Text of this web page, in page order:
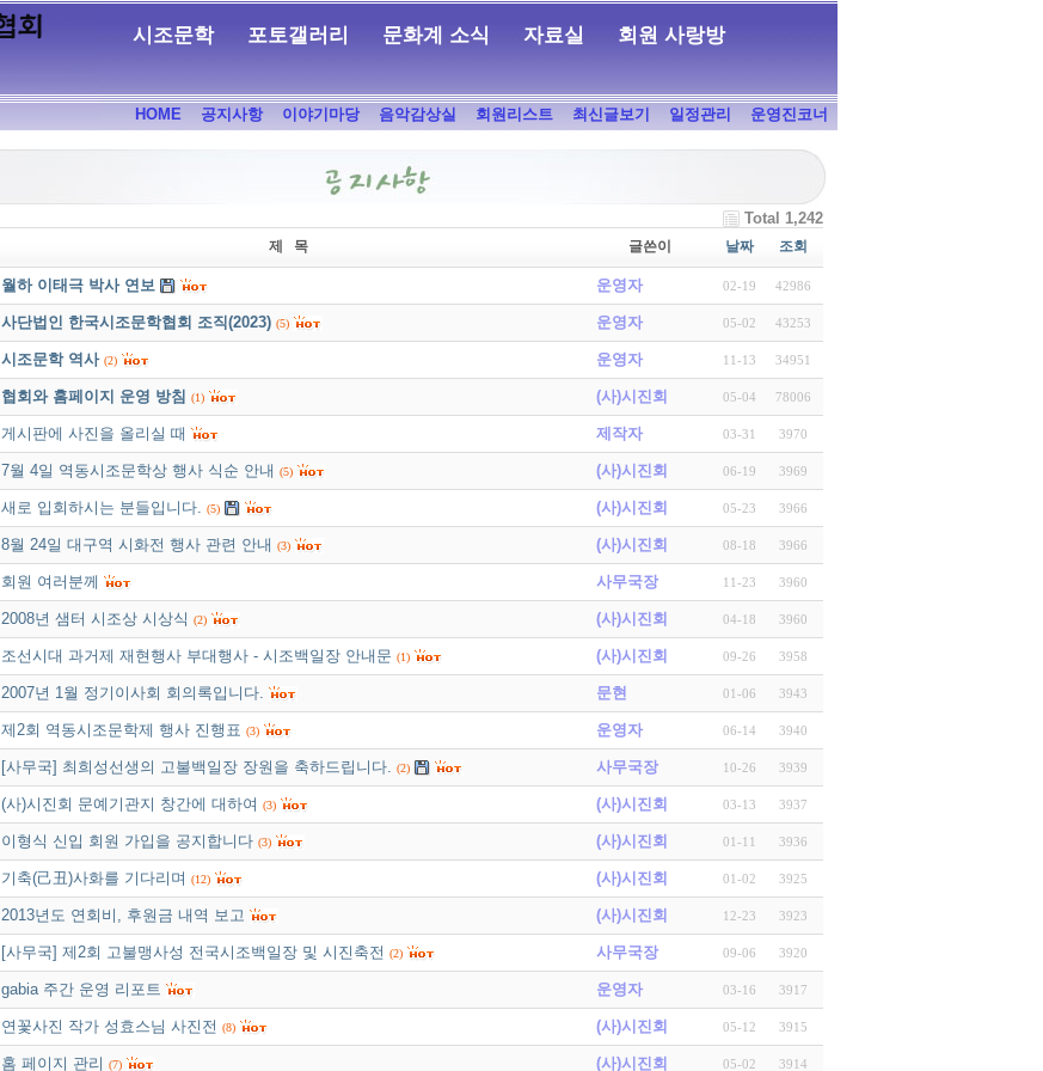
시조문학 포토갤러리 문화계 소식 자료실 회원 사랑방
HOME 공지사항 이야기마당 음악감상실 회원리스트 최신글보기 일정관리 운영진코너
Total 1,242
제 목 글쓴이 날짜 조회
월하 이태극 박사 연보 운영자 02-19 42986
사단법인 한국시조문학협회 조직(2023) (5) 운영자 05-02 43253
시조문학 역사 (2) 운영자 11-13 34951
협회와 홈페이지 운영 방침 (1) (사)시진회 05-04 78006
게시판에 사진을 올리실 때 제작자 03-31 3970
7월 4일 역동시조문학상 행사 식순 안내 (5) (사)시진회 06-19 3969
새로 입회하시는 분들입니다. (5) (사)시진회 05-23 3966
8월 24일 대구역 시화전 행사 관련 안내 (3) (사)시진회 08-18 3966
회원 여러분께 사무국장 11-23 3960
2008년 샘터 시조상 시상식 (2) (사)시진회 04-18 3960
조선시대 과거제 재현행사 부대행사 - 시조백일장 안내문 (1) (사)시진회 09-26 3958
2007년 1월 정기이사회 회의록입니다. 문현 01-06 3943
제2회 역동시조문학제 행사 진행표 (3) 운영자 06-14 3940
[사무국] 최희성선생의 고불백일장 장원을 축하드립니다. (2) 사무국장 10-26 3939
(사)시진회 문예기관지 창간에 대하여 (3) (사)시진회 03-13 3937
이형식 신입 회원 가입을 공지합니다 (3) (사)시진회 01-11 3936
기축(己丑)사화를 기다리며 (12) (사)시진회 01-02 3925
2013년도 연회비, 후원금 내역 보고 (사)시진회 12-23 3923
[사무국] 제2회 고불맹사성 전국시조백일장 및 시진축전 (2) 사무국장 09-06 3920
gabia 주간 운영 리포트 운영자 03-16 3917
연꽃사진 작가 성효스님 사진전 (8) (사)시진회 05-12 3915
홈 페이지 관리 (7) (사)시진회 05-02 3914